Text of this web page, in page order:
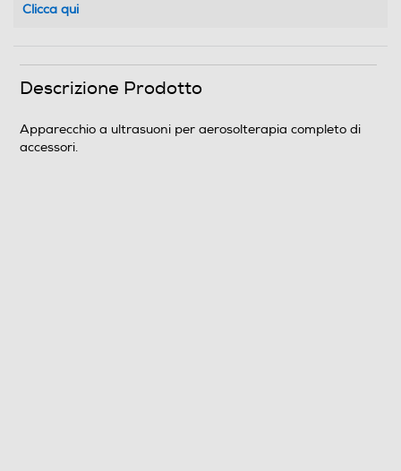
Clicca qui
Descrizione Prodotto
Apparecchio a ultrasuoni per aerosolterapia completo di
accessori.